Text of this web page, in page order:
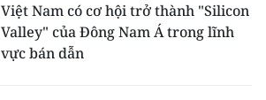
Việt Nam có cơ hội trở thành "Silicon
Valley" của Đông Nam Á trong lĩnh
vực bán dẫn